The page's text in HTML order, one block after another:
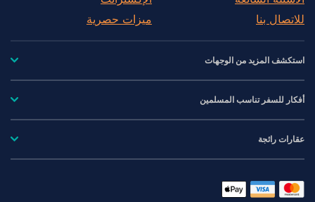
للاتصال بنا
ميزات حصرية
استكشف المزيد من الوجهات
أفكار للسفر تناسب المسلمين
عقارات رائجة